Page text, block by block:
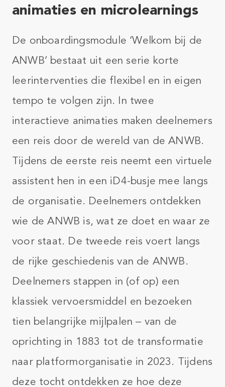
animaties en microlearnings
De onboardingsmodule ‘Welkom bij de
ANWB’ bestaat uit een serie korte
leerinterventies die flexibel en in eigen
tempo te volgen zijn. In twee
interactieve animaties maken deelnemers
een reis door de wereld van de ANWB.
Tijdens de eerste reis neemt een virtuele
assistent hen in een iD4-busje mee langs
de organisatie. Deelnemers ontdekken
wie de ANWB is, wat ze doet en waar ze
voor staat. De tweede reis voert langs
de rijke geschiedenis van de ANWB.
Deelnemers stappen in (of op) een
klassiek vervoersmiddel en bezoeken
tien belangrijke mijlpalen – van de
oprichting in 1883 tot de transformatie
naar platformorganisatie in 2023. Tijdens
deze tocht ontdekken ze hoe deze